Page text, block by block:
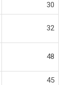
30
32
48
45